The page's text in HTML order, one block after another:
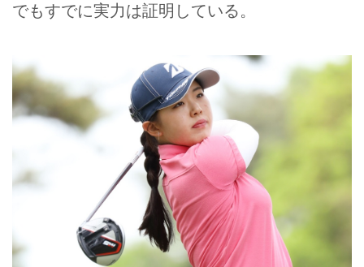
でもすでに実力は証明している。